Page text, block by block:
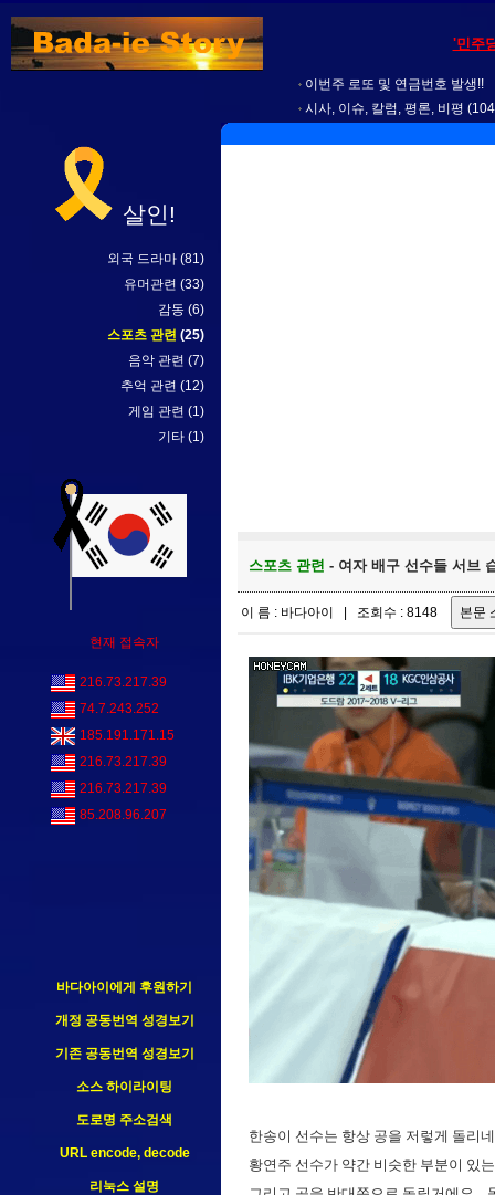
'민주
이번주 로또 및 연금번호 발생!!
시사, 이슈, 칼럼, 평론, 비평
살인!
외국 드라마 (81)
유머관련 (33)
감동 (6)
스포츠 관련 (25)
음악 관련 (7)
추억 관련 (12)
게임 관련 (1)
기타 (1)
현재 접속자
216.73.217.39
74.7.243.252
185.191.171.15
216.73.217.39
216.73.217.39
85.208.96.207
바다아이에게 후원하기
개정 공동번역 성경보기
기존 공동번역 성경보기
소스 하이라이팅
도로명 주소검색
URL encode, decode
리눅스 설명
스포츠 관련 - 여자 배구 선수들 서브
이 름 : 바다아이 | 조회수 : 8148
한송이 선수는 항상 공을 저렇게 돌리
황연주 선수가 약간 비슷한 부분이 있